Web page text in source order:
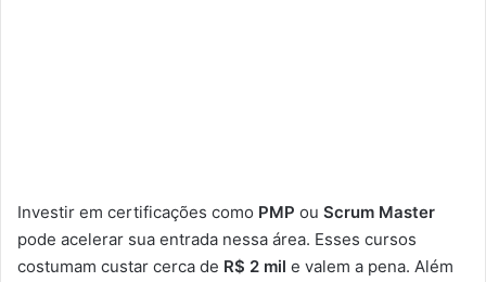
Investir em certificações como PMP ou Scrum Master
pode acelerar sua entrada nessa área. Esses cursos
costumam custar cerca de R$ 2 mil e valem a pena. Além